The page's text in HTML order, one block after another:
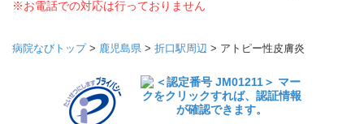
※お電話での対応は行っておりません
病院なびトップ> 鹿児島県 > 折口駅周辺 > アトピー性皮膚炎